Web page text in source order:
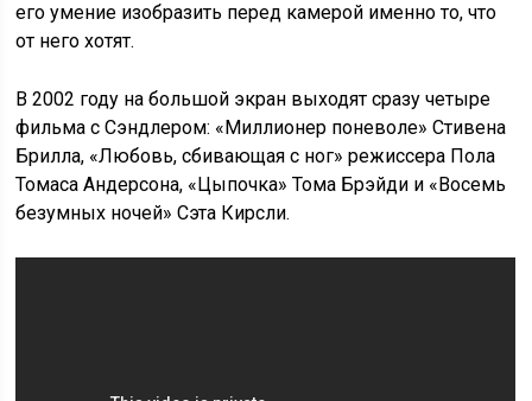
его умение изобразить перед камерой именно то, что
от него хотят.
В 2002 году на большой экран выходят сразу четыре
фильма с Сэндлером: «Миллионер поневоле» Стивена
Брилла, «Любовь, сбивающая с ног» режиссера Пола
Томаса Андерсона, «Цыпочка» Тома Брэйди и «Восемь
безумных ночей» Сэта Кирсли.